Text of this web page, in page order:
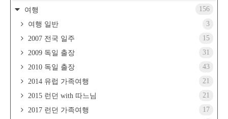
여행
156
여행 일반
3
2007 전국 일주
15
2009 독일 출장
31
2010 독일 출장
43
2014 유럽 가족여행
21
2015 런던 with 따느님
21
2017 런던 가족여행
17